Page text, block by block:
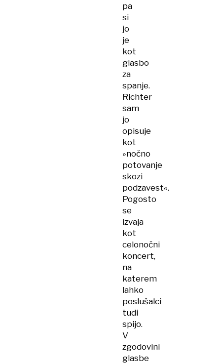
pa
si
jo
je
kot
glasbo
za
spanje.
Richter
sam
jo
opisuje
kot
»nočno
potovanje
skozi
podzavest«.
Pogosto
se
izvaja
kot
celonočni
koncert,
na
katerem
lahko
poslušalci
tudi
spijo.
V
zgodovini
glasbe